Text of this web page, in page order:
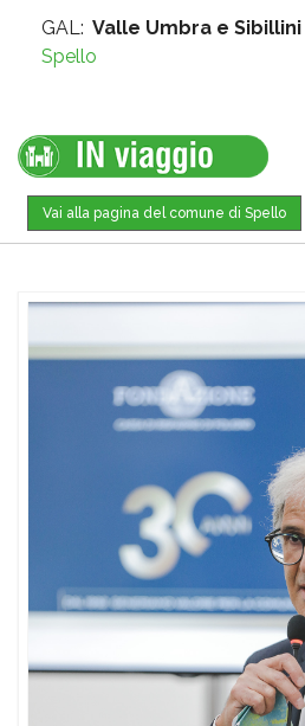
GAL: Valle Umbra e Sibillini
Spello
Vai alla pagina del comune di Spello